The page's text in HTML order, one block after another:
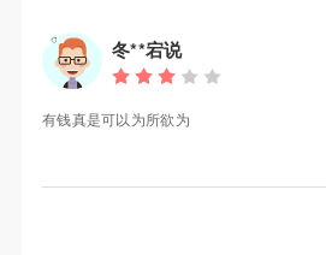
冬**宕说
有钱真是可以为所欲为